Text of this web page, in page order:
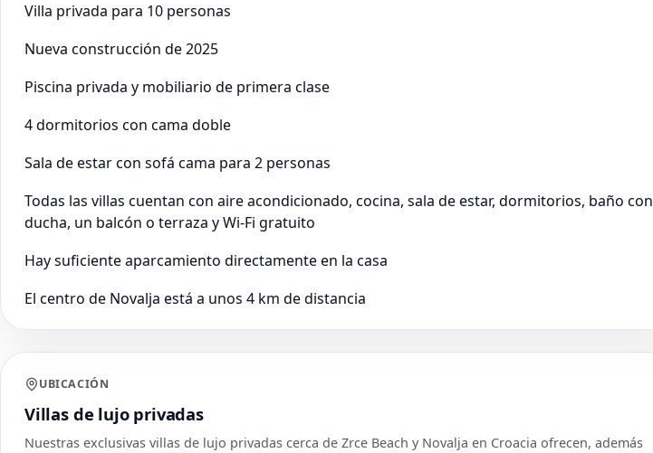
Villa privada para 10 personas
Nueva construcción de 2025
Piscina privada y mobiliario de primera clase
4 dormitorios con cama doble
Sala de estar con sofá cama para 2 personas
Todas las villas cuentan con aire acondicionado, cocina, sala de estar, dormitorios, baño con
ducha, un balcón o terraza y Wi-Fi gratuito
Hay suficiente aparcamiento directamente en la casa
El centro de Novalja está a unos 4 km de distancia
UBICACIÓN
Villas de lujo privadas
Nuestras exclusivas villas de lujo privadas cerca de Zrce Beach y Novalja en Croacia ofrecen, además